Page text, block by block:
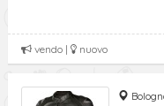
vendo | nuovo